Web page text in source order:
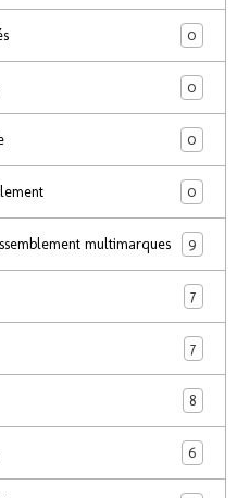
0
0
0
0
multimarques 9
7
7
8
6